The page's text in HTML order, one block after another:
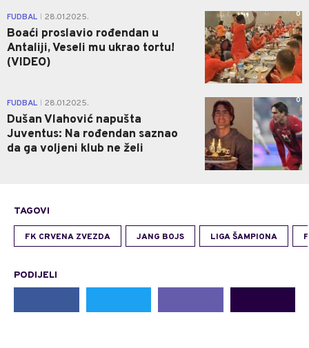
FUDBAL 28.01.2025.
Boaći proslavio rođendan u
Antaliji, Veseli mu ukrao tortu!
(VIDEO)
0
FUDBAL 28.01.2025.
Dušan Vlahović napušta
Juventus: Na rođendan saznao
da ga voljeni klub ne želi
0
TAGOVI
FK CRVENA ZVEZDA JANG BOJS LIGA ŠAMPIONA
PODIJELI